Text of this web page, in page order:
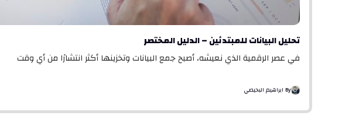
تحليل البيانات للمبتدئين – الدليل المختصر
في عصر الرقمية الذي نعيشه، أصبح جمع البيانات وتخزينها أكثر انتشارًا من أي وقت
By ابراهيم البحيصي